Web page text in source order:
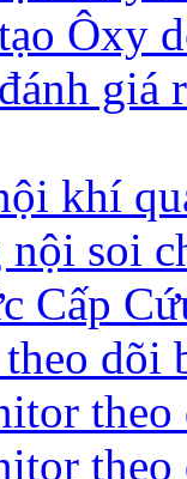
Ôxy
giá
khí
soi
Cấp
dõi
theo